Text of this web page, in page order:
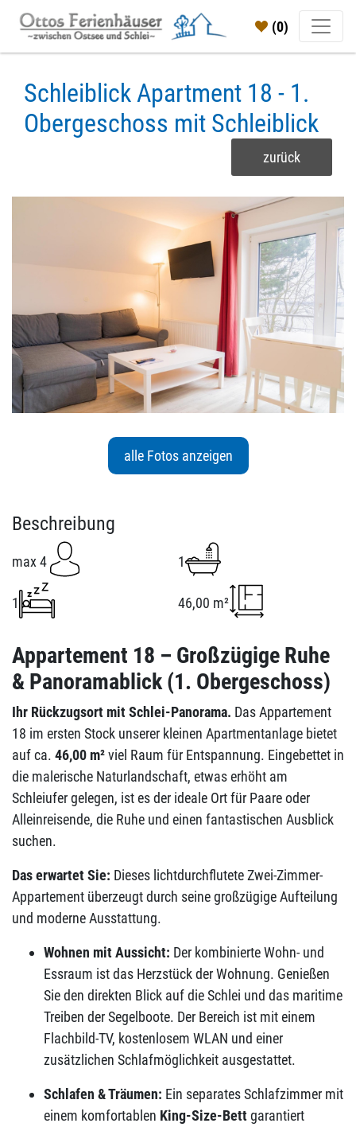
(0)
Schleiblick Apartment 18 - 1.
Obergeschoss mit Schleiblick
zurück
alle Fotos anzeigen
Beschreibung
max 4 1
1 46,00 m²
Appartement 18 – Großzügige Ruhe
& Panoramablick (1. Obergeschoss)
Ihr Rückzugsort mit Schlei-Panorama. Das Appartement
18 im ersten Stock unserer kleinen Apartmentanlage bietet
auf ca. 46,00 m²viel Raum für Entspannung. Eingebettet in
die malerische Naturlandschaft, etwas erhöht am
Schleiufer gelegen, ist es der ideale Ort für Paare oder
Alleinreisende, die Ruhe und einen fantastischen Ausblick
suchen.
Das erwartet Sie: Dieses lichtdurchflutete Zwei-Zimmer-
Appartement überzeugt durch seine großzügige Aufteilung
und moderne Ausstattung.
Wohnen mit Aussicht: Der kombinierte Wohn- und
Essraum ist das Herzstück der Wohnung. Genießen
Sie den direkten Blick auf die Schlei und das maritime
Treiben der Segelboote. Der Bereich ist mit einem
Flachbild-TV, kostenlosem WLAN und einer
zusätzlichen Schlafmöglichkeit ausgestattet.
Schlafen & Träumen: Ein separates Schlafzimmer mit
einem komfortablen King-Size-Bettgarantiert